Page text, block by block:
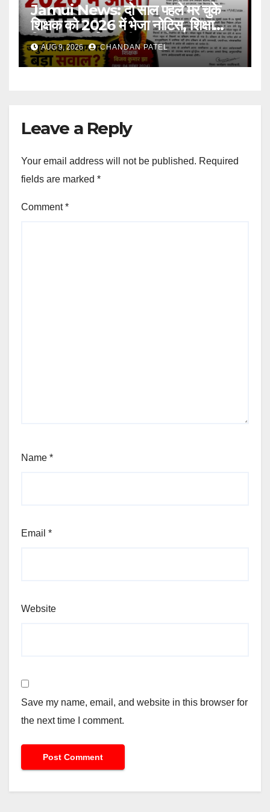
Jamui News: दो साल पहले मर चुके
शिक्षक को 2026 में भेजा नोटिस, शिक्षा
विभाग की कार्यप्रणाली पर गंभीर सवाल
AUG 9, 2026 CHANDAN PATEL
Leave a Reply
Your email address will not be published. Required
fields are marked *
Comment*
Name *
Email *
Website
Save my name, email, and website in this browser for
the next time I comment.